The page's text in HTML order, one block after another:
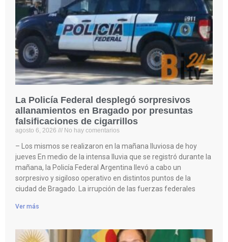
La Policía Federal desplegó sorpresivos
allanamientos en Bragado por presuntas
falsificaciones de cigarrillos
agosto 6, 2026 No hay comentarios
– Los mismos se realizaron en la mañana lluviosa de hoy
jueves En medio de la intensa lluvia que se registró durante la
mañana, la Policía Federal Argentina llevó a cabo un
sorpresivo y sigiloso operativo en distintos puntos de la
ciudad de Bragado. La irrupción de las fuerzas federales
Ver más